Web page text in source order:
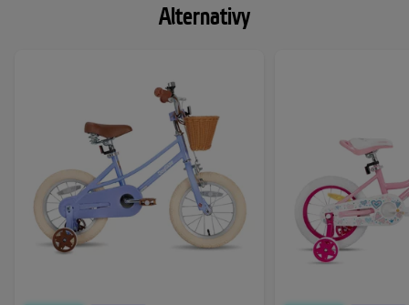
Alternativy